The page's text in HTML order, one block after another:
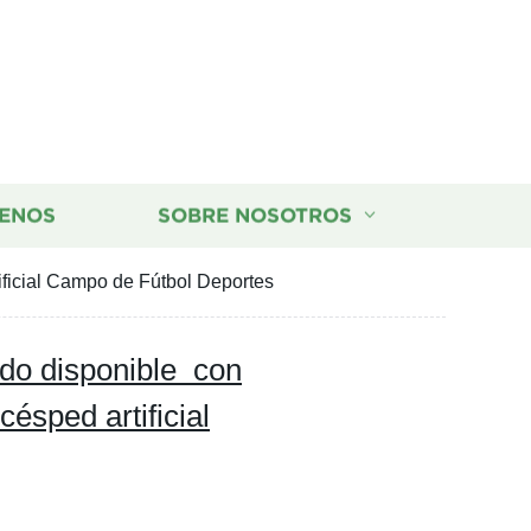
SOBRE NOSOTROS
Campo de Fútbol Deportes
disponible con
artificial